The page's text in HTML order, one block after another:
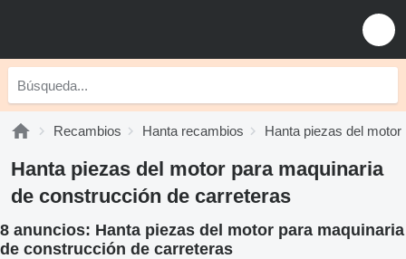
Recambios Hanta recambios Hanta piezas del motor
Hanta piezas del motor para maquinaria
de construcción de carreteras
8 anuncios: Hanta piezas del motor para maquinaria
de construcción de carreteras